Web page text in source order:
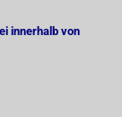
innerhalb von